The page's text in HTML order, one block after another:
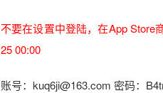
不要在设置中登陆，在App Store
25 00:00
账号：kuq6ji@163.com 密码：